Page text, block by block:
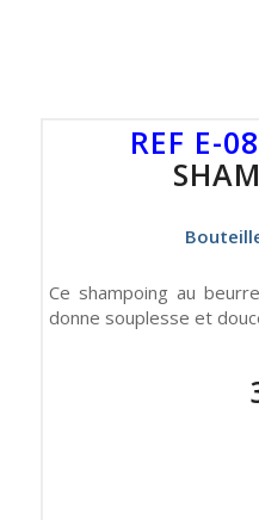
REF E-08
Ce shampoing au
donne souplesse et